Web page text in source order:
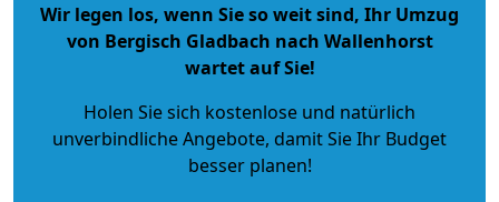
Wir legen los, wenn Sie so weit sind, Ihr Umzug
von Bergisch Gladbach nach Wallenhorst
wartet auf Sie!
Holen Sie sich kostenlose und natürlich
unverbindliche Angebote, damit Sie Ihr Budget
besser planen!